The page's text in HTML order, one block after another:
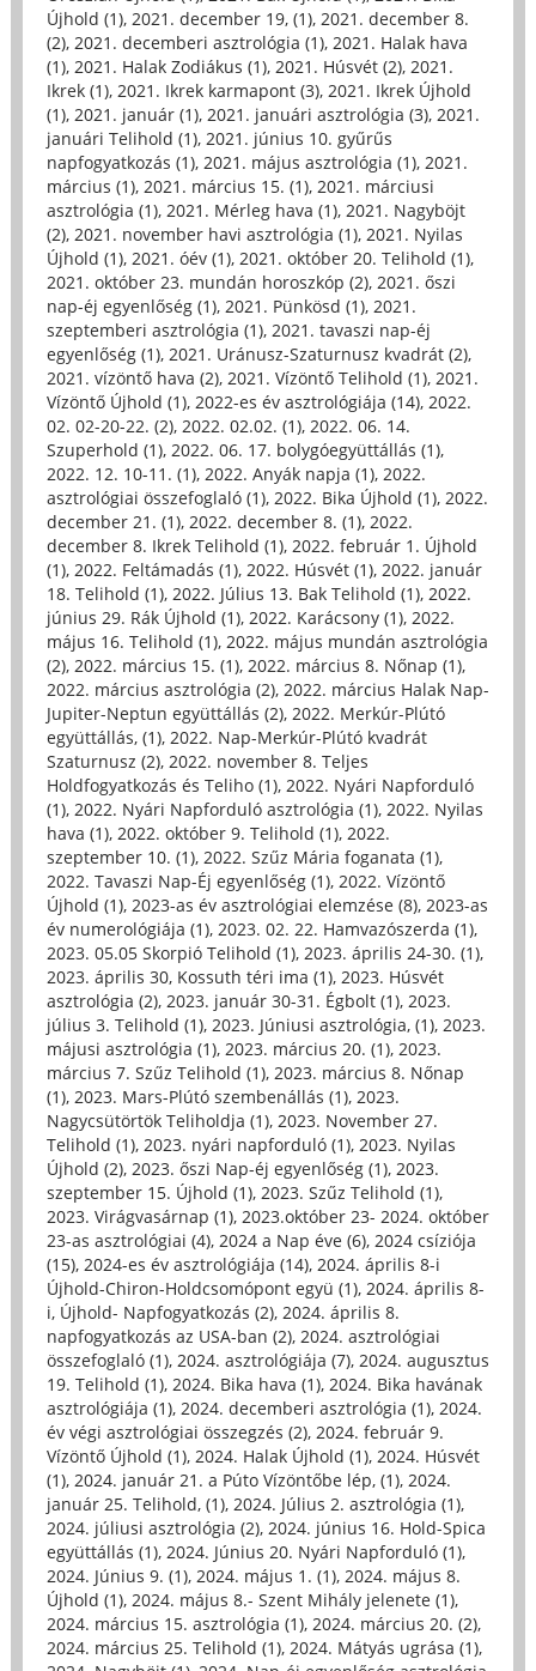
Újhold (1), 2021. december 19, (1), 2021. december 8.
(2), 2021. decemberi asztrológia (1), 2021. Halak hava
(1), 2021. Halak Zodiákus (1), 2021. Húsvét (2), 2021.
Ikrek (1), 2021. Ikrek karmapont (3), 2021. Ikrek Újhold
(1), 2021. január (1), 2021. januári asztrológia (3), 2021.
januári Telihold (1), 2021. június 10. gyűrűs
napfogyatkozás (1), 2021. május asztrológia (1), 2021.
március (1), 2021. március 15. (1), 2021. márciusi
asztrológia (1), 2021. Mérleg hava (1), 2021. Nagyböjt
(2), 2021. november havi asztrológia (1), 2021. Nyilas
Újhold (1), 2021. óév (1), 2021. október 20. Telihold (1),
2021. október 23. mundán horoszkóp (2), 2021. őszi
nap-éj egyenlőség (1), 2021. Pünkösd (1), 2021.
szeptemberi asztrológia (1), 2021. tavaszi nap-éj
egyenlőség (1), 2021. Uránusz-Szaturnusz kvadrát (2),
2021. vízöntő hava (2), 2021. Vízöntő Telihold (1), 2021.
Vízöntő Újhold (1), 2022-es év asztrológiája (14), 2022.
02. 02-20-22. (2), 2022. 02.02. (1), 2022. 06. 14.
Szuperhold (1), 2022. 06. 17. bolygóegyüttállás (1),
2022. 12. 10-11. (1), 2022. Anyák napja (1), 2022.
asztrológiai összefoglaló (1), 2022. Bika Újhold (1), 2022.
december 21. (1), 2022. december 8. (1), 2022.
december 8. Ikrek Telihold (1), 2022. február 1. Újhold
(1), 2022. Feltámadás (1), 2022. Húsvét (1), 2022. január
18. Telihold (1), 2022. Július 13. Bak Telihold (1), 2022.
június 29. Rák Újhold (1), 2022. Karácsony (1), 2022.
május 16. Telihold (1), 2022. május mundán asztrológia
(2), 2022. március 15. (1), 2022. március 8. Nőnap (1),
2022. március asztrológia (2), 2022. március Halak Nap-
Jupiter-Neptun együttállás (2), 2022. Merkúr-Plútó
együttállás, (1), 2022. Nap-Merkúr-Plútó kvadrát
Szaturnusz (2), 2022. november 8. Teljes
Holdfogyatkozás és Teliho (1), 2022. Nyári Napforduló
(1), 2022. Nyári Napforduló asztrológia (1), 2022. Nyilas
hava (1), 2022. október 9. Telihold (1), 2022.
szeptember 10. (1), 2022. Szűz Mária foganata (1),
2022. Tavaszi Nap-Éj egyenlőség (1), 2022. Vízöntő
Újhold (1), 2023-as év asztrológiai elemzése (8), 2023-as
év numerológiája (1), 2023. 02. 22. Hamvazószerda (1),
2023. 05.05 Skorpió Telihold (1), 2023. április 24-30. (1),
2023. április 30, Kossuth téri ima (1), 2023. Húsvét
asztrológia (2), 2023. január 30-31. Égbolt (1), 2023.
július 3. Telihold (1), 2023. Júniusi asztrológia, (1), 2023.
májusi asztrológia (1), 2023. március 20. (1), 2023.
március 7. Szűz Telihold (1), 2023. március 8. Nőnap
(1), 2023. Mars-Plútó szembenállás (1), 2023.
Nagycsütörtök Teliholdja (1), 2023. November 27.
Telihold (1), 2023. nyári napforduló (1), 2023. Nyilas
Újhold (2), 2023. őszi Nap-éj egyenlőség (1), 2023.
szeptember 15. Újhold (1), 2023. Szűz Telihold (1),
2023. Virágvasárnap (1), 2023.október 23- 2024. október
23-as asztrológiai (4), 2024 a Nap éve (6), 2024 csíziója
(15), 2024-es év asztrológiája (14), 2024. április 8-i
Újhold-Chiron-Holdcsomópont együ (1), 2024. április 8-
i, Újhold- Napfogyatkozás (2), 2024. április 8.
napfogyatkozás az USA-ban (2), 2024. asztrológiai
összefoglaló (1), 2024. asztrológiája (7), 2024. augusztus
19. Telihold (1), 2024. Bika hava (1), 2024. Bika havának
asztrológiája (1), 2024. decemberi asztrológia (1), 2024.
év végi asztrológiai összegzés (2), 2024. február 9.
Vízöntő Újhold (1), 2024. Halak Újhold (1), 2024. Húsvét
(1), 2024. január 21. a Púto Vízöntőbe lép, (1), 2024.
január 25. Telihold, (1), 2024. Július 2. asztrológia (1),
2024. júliusi asztrológia (2), 2024. június 16. Hold-Spica
együttállás (1), 2024. Június 20. Nyári Napforduló (1),
2024. Június 9. (1), 2024. május 1. (1), 2024. május 8.
Újhold (1), 2024. május 8.- Szent Mihály jelenete (1),
2024. március 15. asztrológia (1), 2024. március 20. (2),
2024. március 25. Telihold (1), 2024. Mátyás ugrása (1),